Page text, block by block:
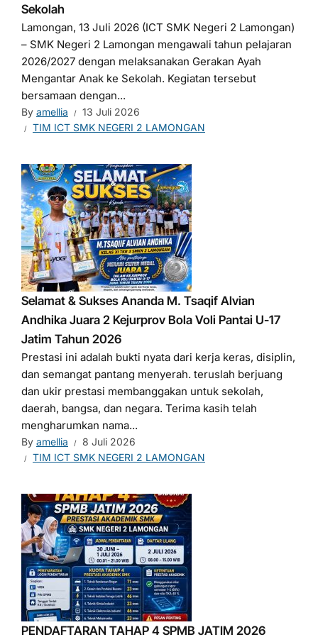
Sekolah
Lamongan, 13 Juli 2026 (ICT SMK Negeri 2 Lamongan)
– SMK Negeri 2 Lamongan mengawali tahun pelajaran
2026/2027 dengan melaksanakan Gerakan Ayah
Mengantar Anak ke Sekolah. Kegiatan tersebut
bersamaan dengan...
By amellia
13 Juli 2026
TIM ICT SMK NEGERI 2 LAMONGAN
Selamat & Sukses Ananda M. Tsaqif Alvian
Andhika Juara 2 Kejurprov Bola Voli Pantai U-17
Jatim Tahun 2026
Prestasi ini adalah bukti nyata dari kerja keras, disiplin,
dan semangat pantang menyerah. teruslah berjuang
dan ukir prestasi membanggakan untuk sekolah,
daerah, bangsa, dan negara. Terima kasih telah
mengharumkan nama...
By amellia
8 Juli 2026
TIM ICT SMK NEGERI 2 LAMONGAN
PENDAFTARAN TAHAP 4 SPMB JATIM 2026